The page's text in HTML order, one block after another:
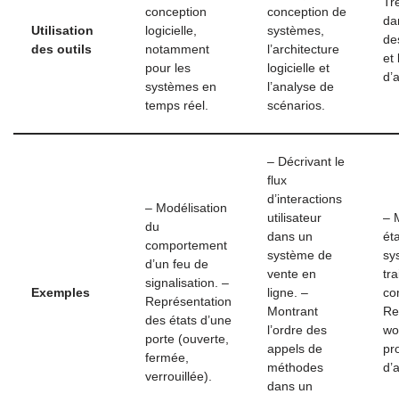
Utilisation
des outils
conception
logicielle,
notamment
pour les
systèmes en
temps réel.
conception de
systèmes,
l’architecture
logicielle et
l’analyse de
scénarios.
et
Exemples
– Modélisation
du
comportement
d’un feu de
signalisation. –
Représentation
des états d’une
porte (ouverte,
fermée,
verrouillée).
– Décrivant le
flux
d’interactions
utilisateur
dans un
système de
vente en
ligne. –
Montrant
l’ordre des
appels de
méthodes
dans un
–